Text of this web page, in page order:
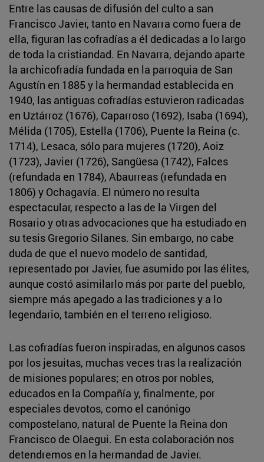
Entre las causas de difusión del culto a san
Francisco Javier, tanto en Navarra como fuera de
ella, figuran las cofradías a él dedicadas a lo largo
de toda la cristiandad. En Navarra, dejando aparte
la archicofradía fundada en la parroquia de San
Agustín en 1885 y la hermandad establecida en
1940, las antiguas cofradías estuvieron radicadas
en Uztárroz (1676), Caparroso (1692), Isaba (1694),
Mélida (1705), Estella (1706), Puente la Reina (c.
1714), Lesaca, sólo para mujeres (1720), Aoiz
(1723), Javier (1726), Sangüesa (1742), Falces
(refundada en 1784), Abaurreas (refundada en
1806) y Ochagavía. El número no resulta
espectacular, respecto a las de la Virgen del
Rosario y otras advocaciones que ha estudiado en
su tesis Gregorio Silanes. Sin embargo, no cabe
duda de que el nuevo modelo de santidad,
representado por Javier, fue asumido por las élites,
aunque costó asimilarlo más por parte del pueblo,
siempre más apegado a las tradiciones y a lo
legendario, también en el terreno religioso.
Las cofradías fueron inspiradas, en algunos casos
por los jesuitas, muchas veces tras la realización
de misiones populares; en otros por nobles,
educados en la Compañía y, finalmente, por
especiales devotos, como el canónigo
compostelano, natural de Puente la Reina don
Francisco de Olaegui. En esta colaboración nos
detendremos en la hermandad de Javier.